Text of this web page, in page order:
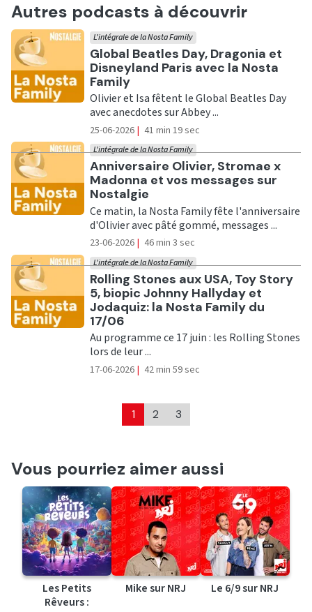
Autres podcasts à découvrir
Ecouter
Global Beatles Day, Dragonia et
Disneyland Paris avec la Nosta
Family
L'intégrale de la Nosta Family
Olivier et Isa fêtent le Global Beatles Day
avec anecdotes sur Abbey ...
25-06-2026 | 41 min 19 sec
Ecouter
Anniversaire Olivier, Stromae x
Madonna et vos messages sur
Nostalgie
L'intégrale de la Nosta Family
Ce matin, la Nosta Family fête l'anniversaire
d'Olivier avec pâté gommé, messages ...
23-06-2026 | 46 min 3 sec
Ecouter
Rolling Stones aux USA, Toy Story
5, biopic Johnny Hallyday et
Jodaquiz: la Nosta Family du
17/06
L'intégrale de la Nosta Family
Au programme ce 17 juin : les Rolling Stones
lors de leur ...
17-06-2026 | 42 min 59 sec
1 2 3
Vous pourriez aimer aussi
Les Petits
Rêveurs :
Mike sur NRJ Le 6/9 sur NRJ